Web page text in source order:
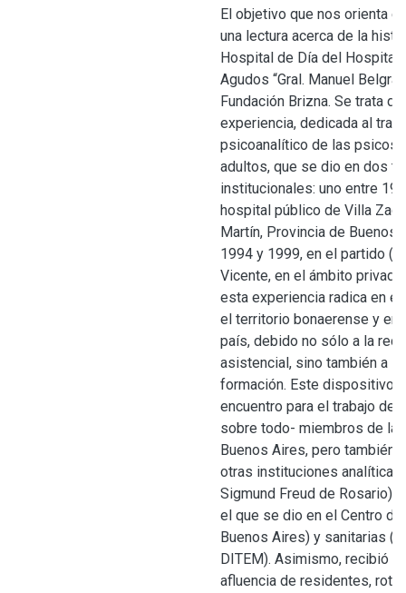
El objetivo que nos orienta
una lectura acerca de la
Hospital de Día del Hospital
Agudos “Gral. Manuel
Fundación Brizna. Se trata
experiencia, dedicada al
psicoanalítico de las
adultos, que se dio en dos
institucionales: uno entre
hospital público de Villa
Martín, Provincia de Buenos
1994 y 1999, en el partido
Vicente, en el ámbito
esta experiencia radica en
el territorio bonaerense y en
país, debido no sólo a la
asistencial, sino también a
formación. Este dispositivo
encuentro para el trabajo de
sobre todo- miembros de la
Buenos Aires, pero también
otras instituciones analíticas
Sigmund Freud de Rosario),
el que se dio en el Centro
Buenos Aires) y sanitarias
DITEM). Asimismo, recibió
afluencia de residentes,